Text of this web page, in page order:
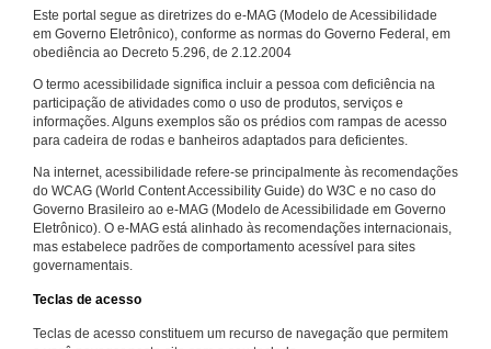
Este portal segue as diretrizes do e-MAG (Modelo de Acessibilidade
em Governo Eletrônico), conforme as normas do Governo Federal, em
obediência ao Decreto 5.296, de 2.12.2004
O termo acessibilidade significa incluir a pessoa com deficiência na
participação de atividades como o uso de produtos, serviços e
informações. Alguns exemplos são os prédios com rampas de acesso
para cadeira de rodas e banheiros adaptados para deficientes.
Na internet, acessibilidade refere-se principalmente às recomendações
do WCAG (World Content Accessibility Guide) do W3C e no caso do
Governo Brasileiro ao e-MAG (Modelo de Acessibilidade em Governo
Eletrônico). O e-MAG está alinhado às recomendações internacionais,
mas estabelece padrões de comportamento acessível para sites
governamentais.
Teclas de acesso
Teclas de acesso constituem um recurso de navegação que permitem